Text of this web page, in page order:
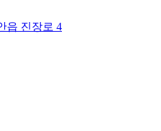
읍 진장로 4